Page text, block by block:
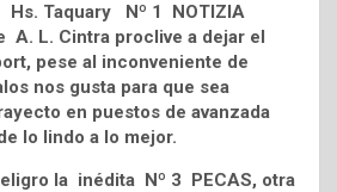
Taquary Nº 1 NOTIZIA
A. L. Cintra proclive a dejar el
pese al inconveniente de
nos gusta para que sea
en puestos de avanzada
lo lindo a lo mejor.
la inédita Nº 3 PECAS, otra